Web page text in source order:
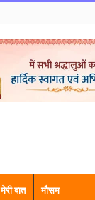
मेरी बात मौसम